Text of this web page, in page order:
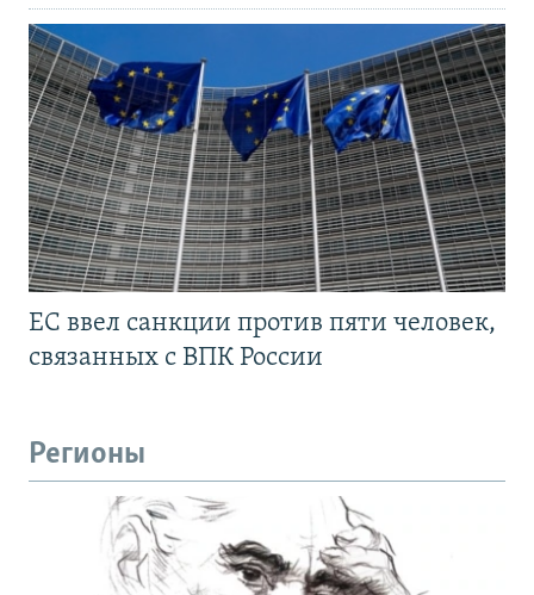
ЕС ввел санкции против пяти человек,
связанных с ВПК России
Регионы